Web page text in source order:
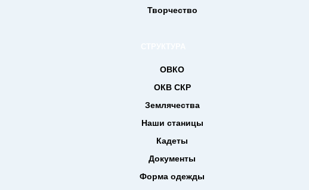
Творчество
ОВКО
ОКВ СКР
Землячества
Наши станицы
Кадеты
Документы
Форма одежды